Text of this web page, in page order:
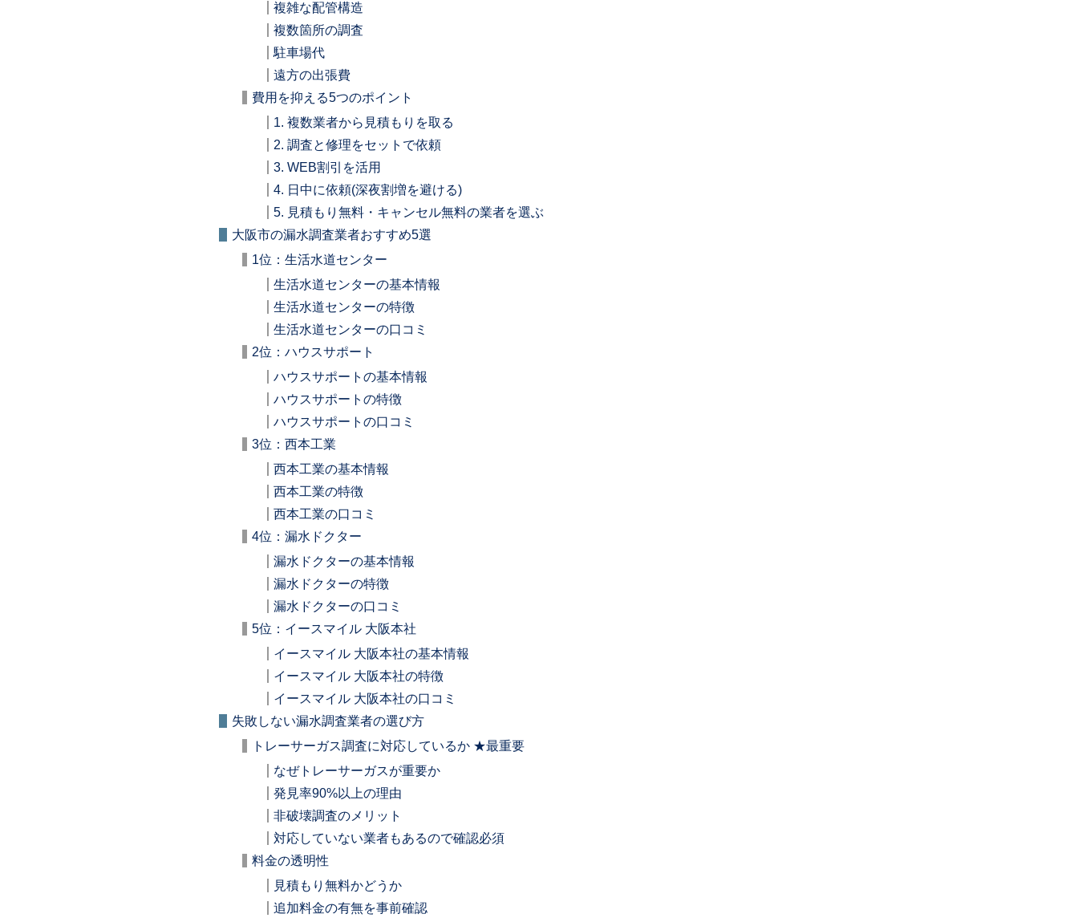
複雑な配管構造
複数箇所の調査
駐車場代
遠方の出張費
費用を抑える5つのポイント
1. 複数業者から見積もりを取る
2. 調査と修理をセットで依頼
3. WEB割引を活用
4. 日中に依頼(深夜割増を避ける)
5. 見積もり無料・キャンセル無料の業者を選ぶ
大阪市の漏水調査業者おすすめ5選
1位：生活水道センター
生活水道センターの基本情報
生活水道センターの特徴
生活水道センターの口コミ
2位：ハウスサポート
ハウスサポートの基本情報
ハウスサポートの特徴
ハウスサポートの口コミ
3位：西本工業
西本工業の基本情報
西本工業の特徴
西本工業の口コミ
4位：漏水ドクター
漏水ドクターの基本情報
漏水ドクターの特徴
漏水ドクターの口コミ
5位：イースマイル 大阪本社
イースマイル 大阪本社の基本情報
イースマイル 大阪本社の特徴
イースマイル 大阪本社の口コミ
失敗しない漏水調査業者の選び方
トレーサーガス調査に対応しているか ★最重要
なぜトレーサーガスが重要か
発見率90%以上の理由
非破壊調査のメリット
対応していない業者もあるので確認必須
料金の透明性
見積もり無料かどうか
追加料金の有無を事前確認